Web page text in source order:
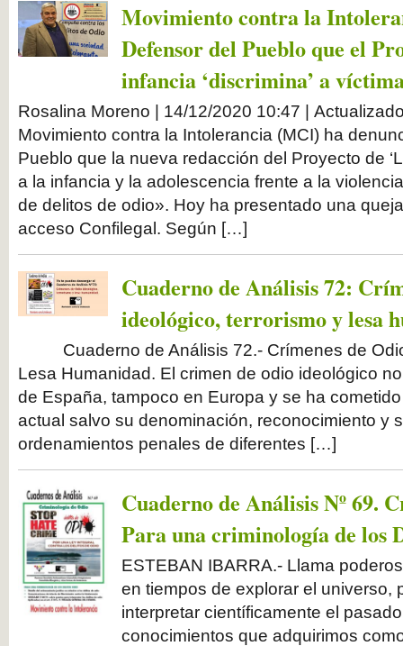
Movimiento contra la
Defensor del Pueblo que el
infancia ‘discrimina’ a
Rosalina Moreno | 14/12/2020 10:47 |
Movimiento contra la Intolerancia (MCI) ha
Pueblo que la nueva redacción del Proyecto de
a la infancia y la adolescencia frente a la
de delitos de odio». Hoy ha presentado una
acceso Confilegal. Según […]
Cuaderno de Análisis 72:
ideológico, terrorismo y lesa
Cuaderno de Análisis 72.- Crímenes de Odio
Lesa Humanidad. El crimen de odio ideológico
de España, tampoco en Europa y se ha
actual salvo su denominación, reconocimiento y
ordenamientos penales de diferentes […]
Cuaderno de Análisis Nº 69.
Para una criminología de los
ESTEBAN IBARRA.- Llama
en tiempos de explorar el universo,
interpretar científicamente el
conocimientos que adquirimos